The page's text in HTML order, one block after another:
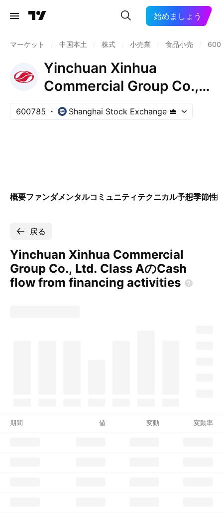
始めましょう
マーケット 中国本土 株式 小売業 食品小売
Yinchuan Xinhua
Commercial Group Co.,
Ltd. Class A
600785 Shanghai Stock Exchange
概要ファンダメンタルコミュニティテクニカル予想季節性
戻る
Yinchuan Xinhua Commercial
Group Co., Ltd. Class AのCash
flow from financing activities
期間 値 変動 変動率